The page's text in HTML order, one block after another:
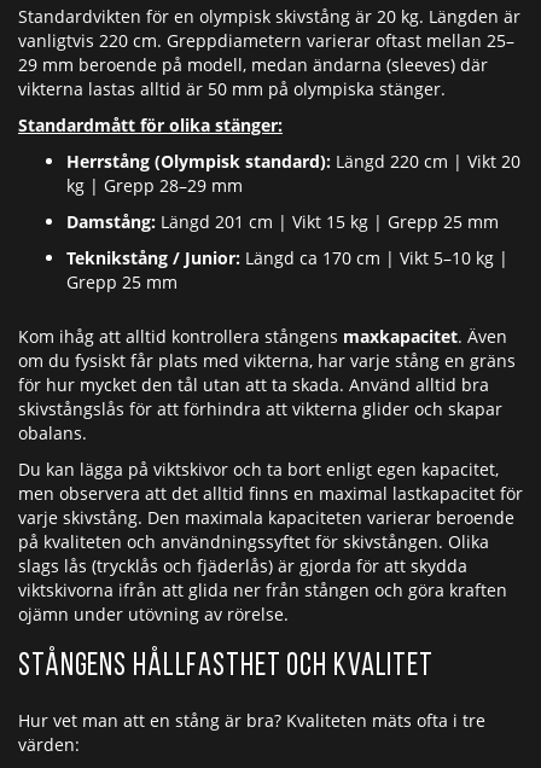
Standardvikten för en olympisk skivstång är 20 kg. Längden är
vanligtvis 220 cm. Greppdiametern varierar oftast mellan 25–
29 mm beroende på modell, medan ändarna (sleeves) där
vikterna lastas alltid är 50 mm på olympiska stänger.
Standardmått för olika stänger:
Herrstång (Olympisk standard): Längd 220 cm | Vikt 20
kg | Grepp 28–29 mm
Damstång: Längd 201 cm | Vikt 15 kg | Grepp 25 mm
Teknikstång / Junior: Längd ca 170 cm | Vikt 5–10 kg |
Grepp 25 mm
Kom ihåg att alltid kontrollera stångens maxkapacitet. Även
om du fysiskt får plats med vikterna, har varje stång en gräns
för hur mycket den tål utan att ta skada. Använd alltid bra
skivstångslås för att förhindra att vikterna glider och skapar
obalans.
Du kan lägga på viktskivor och ta bort enligt egen kapacitet,
men observera att det alltid finns en maximal lastkapacitet för
varje skivstång. Den maximala kapaciteten varierar beroende
på kvaliteten och användningssyftet för skivstången. Olika
slags lås (trycklås och fjäderlås) är gjorda för att skydda
viktskivorna ifrån att glida ner från stången och göra kraften
ojämn under utövning av rörelse.
Stångens hållfasthet och kvalitet
Hur vet man att en stång är bra? Kvaliteten mäts ofta i tre
värden: